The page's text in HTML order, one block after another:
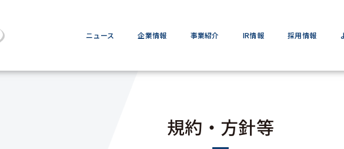
ニュース 企業情報 事業紹介 IR情報 採用情報
規約・方針等